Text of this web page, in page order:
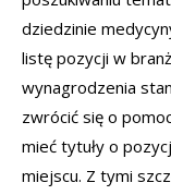
dziedzinie
listę pozycji w
wynagrodzenia
zwrócić się o
mieć tytuły o
miejscu. Z tymi